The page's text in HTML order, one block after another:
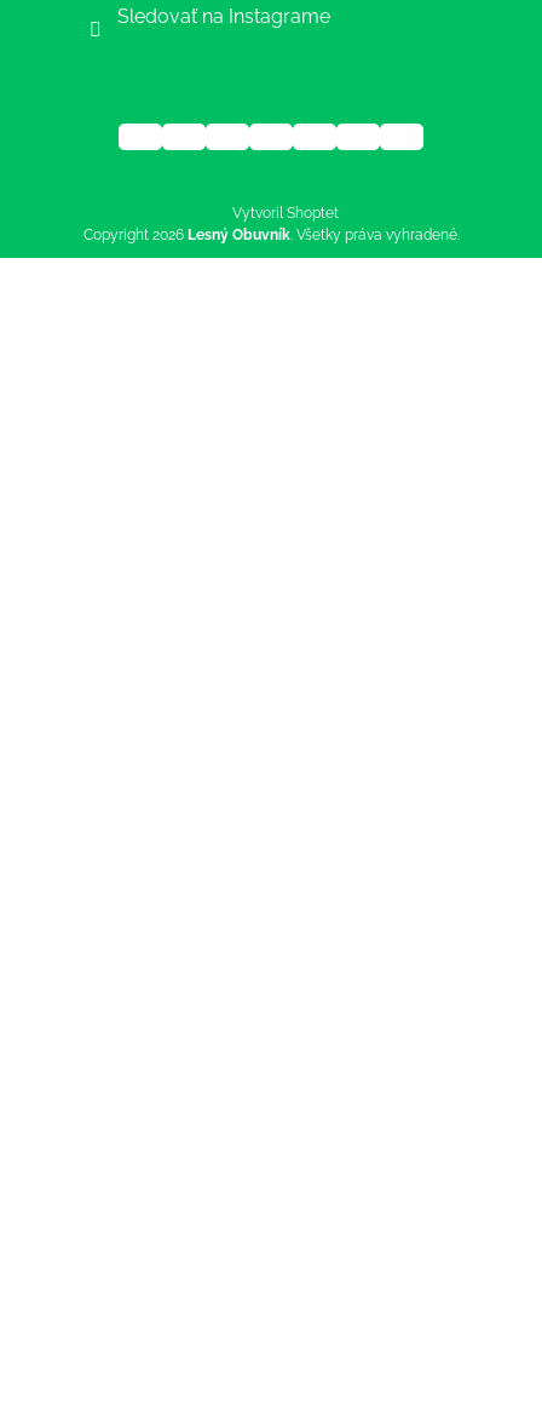
Sledovať na Instagrame
Vytvoril Shoptet
Copyright 2026 Lesný Obuvník. Všetky práva vyhradené.